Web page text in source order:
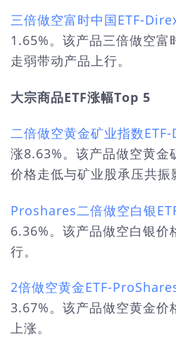
三倍做空富时中国ETF-
1.65%。该产品三倍做空富
走弱带动产品上行。
大宗商品ETF涨幅Top 5
二倍做空黄金矿业指数
涨8.63%。该产品做空黄金
价格走低与矿业股承压共振
Proshares二倍做空白银
6.36%。该产品做空白银价
行。
2倍做空黄金ETF-
3.67%。该产品做空黄金价
上涨。